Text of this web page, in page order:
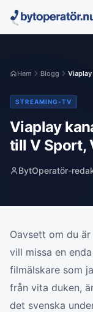
Hem Blogg
STREAMING-TV
Viaplay
till V Sport,
BytOperatör-
Oavsett om du
vill missa en
filmälskare som
från vita duken,
det svenska